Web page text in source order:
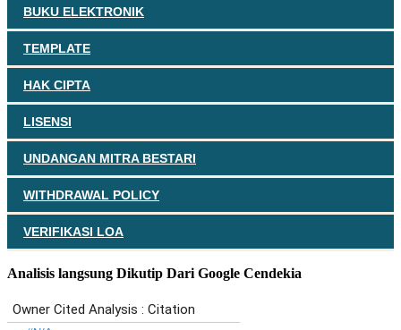
BUKU ELEKTRONIK
TEMPLATE
HAK CIPTA
LISENSI
UNDANGAN MITRA BESTARI
WITHDRAWAL POLICY
VERIFIKASI LOA
Analisis langsung Dikutip Dari Google Cendekia